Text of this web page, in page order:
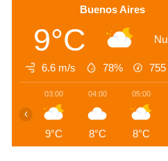
Buenos Aires
9°C
6.6 m/s 78% 755
03:00
9°C
04:00
8°C
05:00
8°C
‹